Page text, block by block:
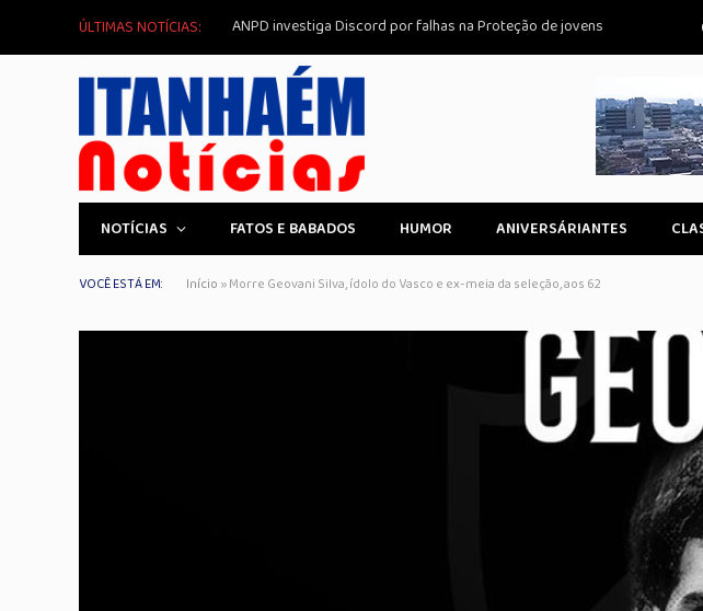
ÚLTIMAS NOTÍCIAS: ANPD investiga Discord por falhas na Proteção de jovens
NOTÍCIAS FATOS E BABADOS HUMOR ANIVERSÁRIANTES
VOCÊ ESTÁ EM: Início »Morre Geovani Silva, ídolo do Vasco e ex-meia da seleção, aos 62